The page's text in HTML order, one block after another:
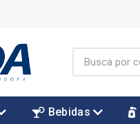
Bebidas